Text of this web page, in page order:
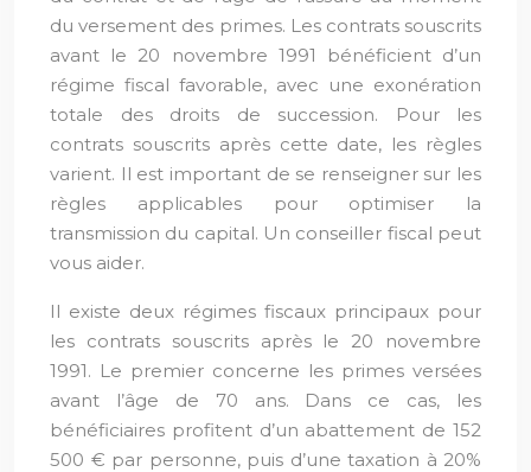
du versement des primes. Les contrats souscrits
avant le 20 novembre 1991 bénéficient d’un
régime fiscal favorable, avec une exonération
totale des droits de succession. Pour les
contrats souscrits après cette date, les règles
varient. Il est important de se renseigner sur les
règles applicables pour optimiser la
transmission du capital. Un conseiller fiscal peut
vous aider.
Il existe deux régimes fiscaux principaux pour
les contrats souscrits après le 20 novembre
1991. Le premier concerne les primes versées
avant l’âge de 70 ans. Dans ce cas, les
bénéficiaires profitent d’un abattement de 152
500 € par personne, puis d’une taxation à 20%